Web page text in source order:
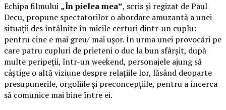
Echipa filmului „În pielea mea”, scris și regizat de Paul
Decu, propune spectatorilor o abordare amuzantă a unei
situații des întâlnite în micile certuri dintr-un cuplu:
pentru cine e mai greu/ mai ușor. În urma unei provocări pe
care patru cupluri de prieteni o duc la bun sfârșit, după
multe peripeții, într-un weekend, personajele ajung să
câștige o altă viziune despre relațiile lor, lăsând deoparte
presupunerile, orgoliile și preconcepțiile, pentru a încerca
să comunice mai bine între ei.